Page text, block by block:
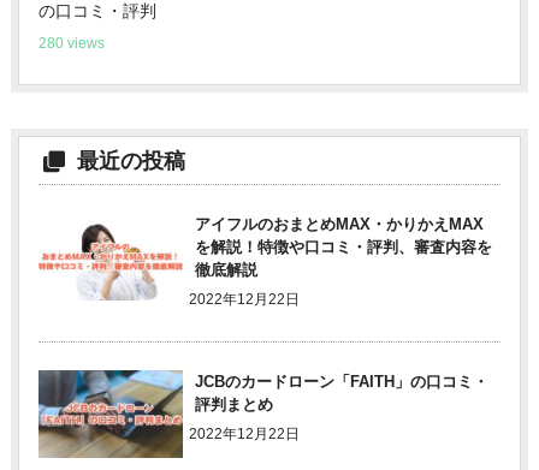
の口コミ・評判
280 views
最近の投稿
アイフルのおまとめMAX・かりかえMAX
を解説！特徴や口コミ・評判、審査内容を
徹底解説
2022年12月22日
JCBのカードローン「FAITH」の口コミ・
評判まとめ
2022年12月22日